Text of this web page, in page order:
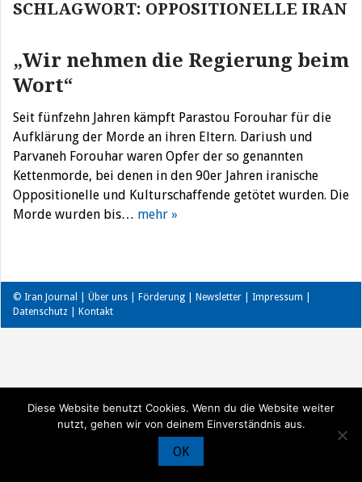
SCHLAGWORT: OPPOSITIONELLE IRAN
„Wir nehmen die Regierung beim
Wort“
Seit fünfzehn Jahren kämpft Parastou Forouhar für die
Aufklärung der Morde an ihren Eltern. Dariush und
Parvaneh Forouhar waren Opfer der so genannten
Kettenmorde, bei denen in den 90er Jahren iranische
Oppositionelle und Kulturschaffende getötet wurden. Die
Morde wurden bis… mehr »
© Iran Journal | Über uns Förderung Newsletter Impressum
Datenschutz
Kontakt
Diese Website benutzt Cookies. Wenn du die Website weiter
nutzt, gehen wir von deinem Einverständnis aus.
OK